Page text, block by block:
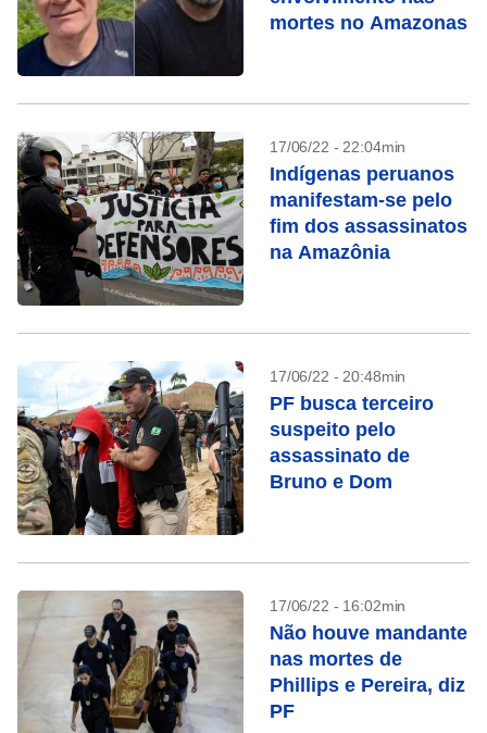
mortes no Amazonas
17/06/22 - 22:04min
Indígenas peruanos
manifestam-se pelo
fim dos assassinatos
na Amazônia
17/06/22 - 20:48min
PF busca terceiro
suspeito pelo
assassinato de
Bruno e Dom
17/06/22 - 16:02min
Não houve mandante
nas mortes de
Phillips e Pereira, diz
PF